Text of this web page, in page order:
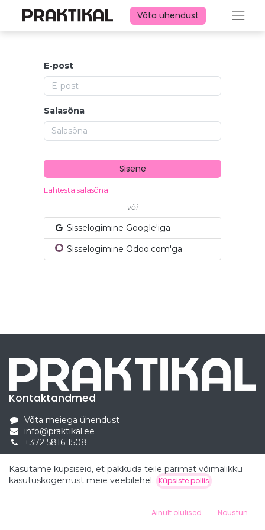
Võta ühendust
E-post
Salasõna
Sisene
Lähtesta salasõna
- või -
Sisselogimine Google'iga
Sisselogimine Odoo.com'ga
Kontaktandmed
Võta meiega ühendust
info@praktikal.ee
+372 5816 1508
Kasutajaõigused © Praktikal Education OÜ
Kasutame küpsiseid, et pakkuda teile parimat võimalikku
kasutuskogemust meie veebilehel. Küpsiste poliis
Ainult olulised Nõustun